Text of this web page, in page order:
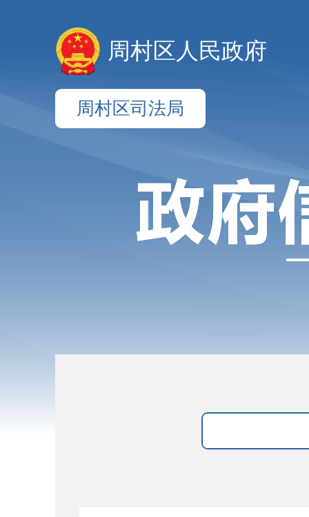
周村区人民政府
周村区司法局